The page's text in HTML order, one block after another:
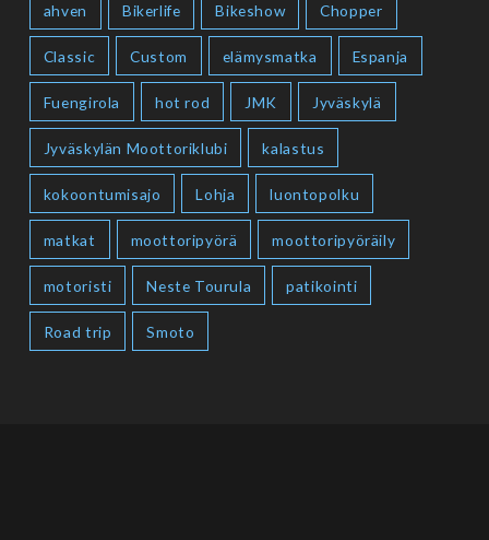
ahven Bikerlife Bikeshow Chopper
Classic Custom elämysmatka Espanja
Fuengirola hot rod JMK Jyväskylä
Jyväskylän Moottoriklubi kalastus
kokoontumisajo Lohja luontopolku
matkat moottoripyörä moottoripyöräily
motoristi Neste Tourula patikointi
Road trip Smoto